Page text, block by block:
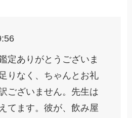
定ありがとうございま
りなく、ちゃんとお礼
ございません。先生は
てます。彼が、飲み屋